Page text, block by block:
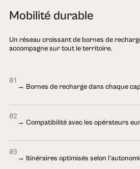
Mobilité durable
Un réseau croissant de bornes de
accompagne sur tout le territoire.
01
→ Bornes de recharge dans chaque
02
→ Compatibilité avec les opérateurs
03
→ Itinéraires optimisés selon